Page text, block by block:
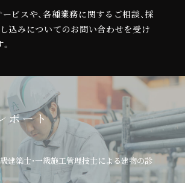
ビスや、各種業務に関するご相談、 採
込みについてのお問い合わせを受け
ポート
建築士・一級施工管理技士による建物の診